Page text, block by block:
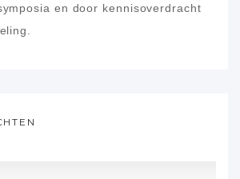
en door kennisoverdracht